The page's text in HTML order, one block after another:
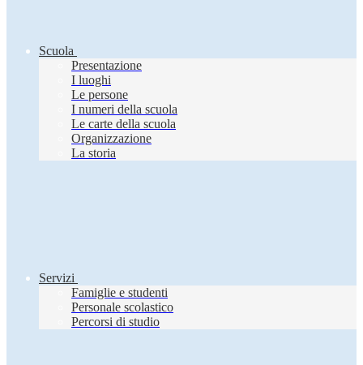
Scuola
Presentazione
I luoghi
Le persone
I numeri della scuola
Le carte della scuola
Organizzazione
La storia
Servizi
Famiglie e studenti
Personale scolastico
Percorsi di studio